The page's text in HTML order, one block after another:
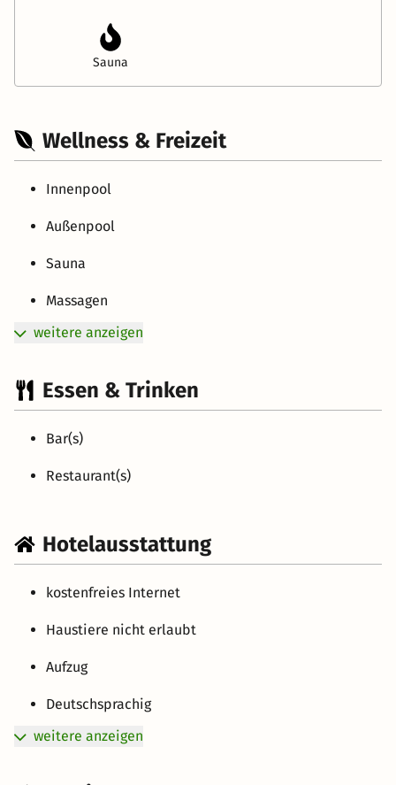
Sauna
Wellness & Freizeit
Innenpool
Außenpool
Sauna
Massagen
weitere anzeigen
Essen & Trinken
Bar(s)
Restaurant(s)
Hotelausstattung
kostenfreies Internet
Haustiere nicht erlaubt
Aufzug
Deutschsprachig
weitere anzeigen